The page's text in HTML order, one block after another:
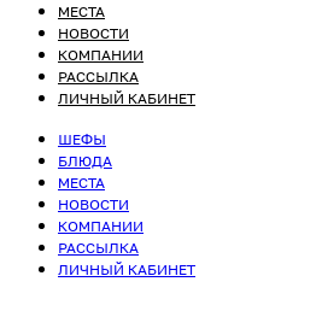
МЕСТА
НОВОСТИ
КОМПАНИИ
РАССЫЛКА
ЛИЧНЫЙ КАБИНЕТ
ШЕФЫ
БЛЮДА
МЕСТА
НОВОСТИ
КОМПАНИИ
РАССЫЛКА
ЛИЧНЫЙ КАБИНЕТ